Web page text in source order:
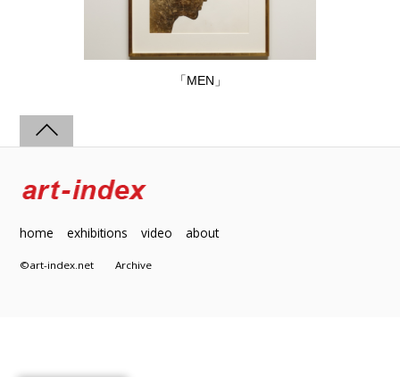
「MEN」
home exhibitions video about
©art-index.netArchive